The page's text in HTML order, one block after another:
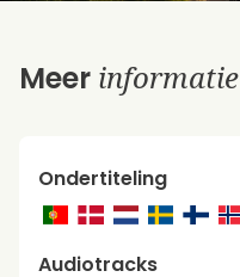
Meer informatie
Ondertiteling
Audiotracks